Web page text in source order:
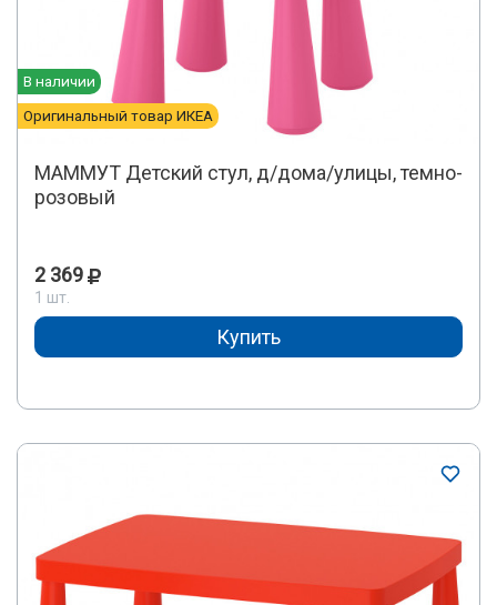
В наличии
Оригинальный товар ИКЕА
МАММУТ Детский стул, д/дома/улицы, темно-
розовый
2 369
1 шт.
Купить